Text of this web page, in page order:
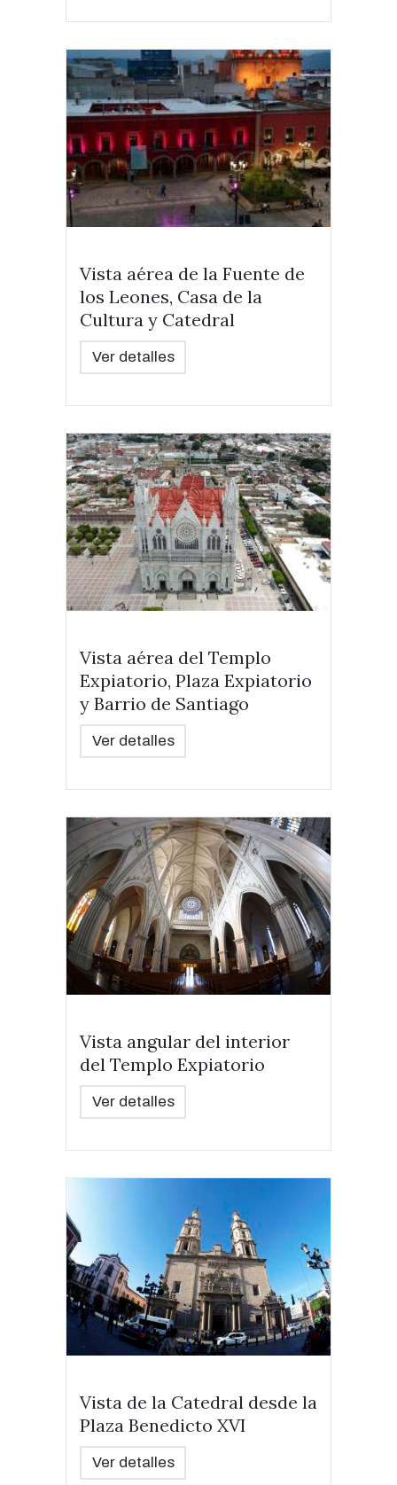
Vista aérea de la Fuente de
los Leones, Casa de la
Cultura y Catedral
Ver detalles
Vista aérea del Templo
Expiatorio, Plaza Expiatorio
y Barrio de Santiago
Ver detalles
Vista angular del interior
del Templo Expiatorio
Ver detalles
Vista de la Catedral desde la
Plaza Benedicto XVI
Ver detalles